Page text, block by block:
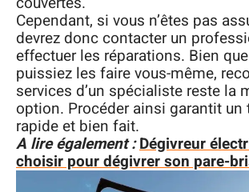
Cependant, si vous n’êtes pas
devrez donc contacter un
effectuer les réparations. Bien
puissiez les faire vous-même,
services d’un spécialiste reste la
option. Procéder ainsi garantit un
rapide et bien fait.
A lire également :Dégivreur
choisir pour dégivrer son pare-